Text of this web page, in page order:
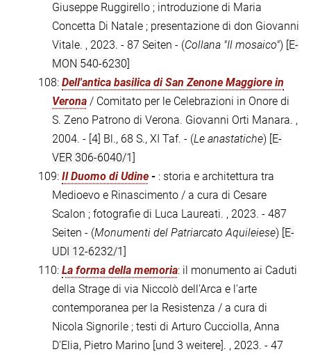
Giuseppe Ruggirello ; introduzione di Maria
Concetta Di Natale ; presentazione di don Giovanni
Vitale. , 2023. - 87 Seiten - (Collana "Il mosaico") [E-
MON 540-6230]
108: Dell'antica basilica di San Zenone Maggiore in
Verona / Comitato per le Celebrazioni in Onore di
S. Zeno Patrono di Verona. Giovanni Orti Manara. ,
2004. - [4] Bl., 68 S., XI Taf. - (Le anastatiche) [E-
VER 306-6040/1]
109: Il Duomo di Udine - : storia e architettura tra
Medioevo e Rinascimento / a cura di Cesare
Scalon ; fotografie di Luca Laureati. , 2023. - 487
Seiten - (Monumenti del Patriarcato Aquileiese) [E-
UDI 12-6232/1]
110: La forma della memoria: il monumento ai Caduti
della Strage di via Niccolò dell'Arca e l'arte
contemporanea per la Resistenza / a cura di
Nicola Signorile ; testi di Arturo Cucciolla, Anna
D'Elia, Pietro Marino [und 3 weitere]. , 2023. - 47